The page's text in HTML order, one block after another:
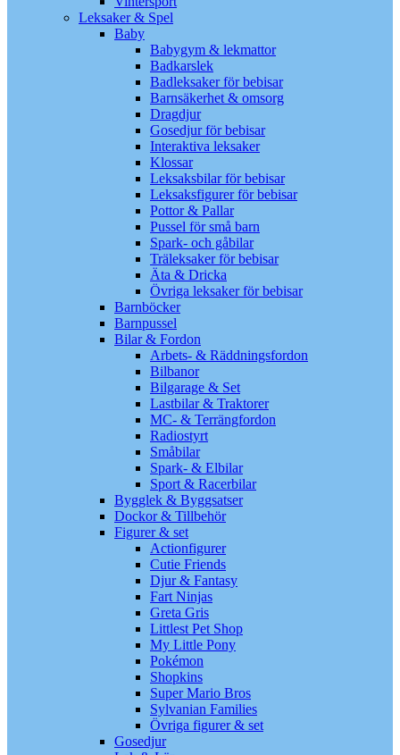
Leksaker & Spel
Baby
Babygym & lekmattor
Badkarslek
Badleksaker för bebisar
Barnsäkerhet & omsorg
Dragdjur
Gosedjur för bebisar
Interaktiva leksaker
Klossar
Leksaksbilar för bebisar
Leksaksfigurer för bebisar
Pottor & Pallar
Pussel för små barn
Spark- och gåbilar
Träleksaker för bebisar
Äta & Dricka
Övriga leksaker för bebisar
Barnböcker
Barnpussel
Bilar & Fordon
Arbets- & Räddningsfordon
Bilbanor
Bilgarage & Set
Lastbilar & Traktorer
MC- & Terrängfordon
Radiostyrt
Småbilar
Spark- & Elbilar
Sport & Racerbilar
Bygglek & Byggsatser
Dockor & Tillbehör
Figurer & set
Actionfigurer
Cutie Friends
Djur & Fantasy
Fart Ninjas
Greta Gris
Littlest Pet Shop
My Little Pony
Pokémon
Shopkins
Super Mario Bros
Sylvanian Families
Övriga figurer & set
Gosedjur